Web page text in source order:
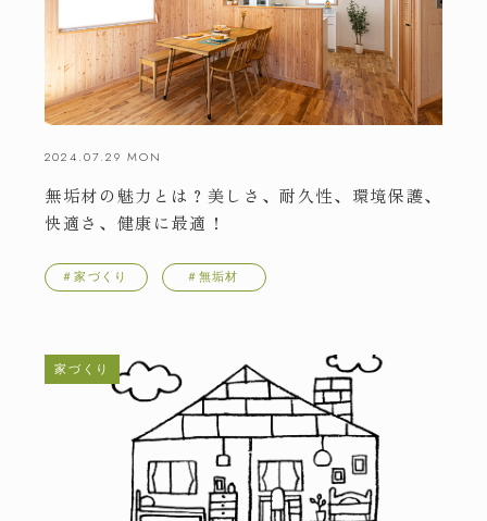
2024.07.29 MON
無垢材の魅力とは？美しさ、耐久性、環境保護、
快適さ、健康に最適！
＃家づくり ＃無垢材
家づくり